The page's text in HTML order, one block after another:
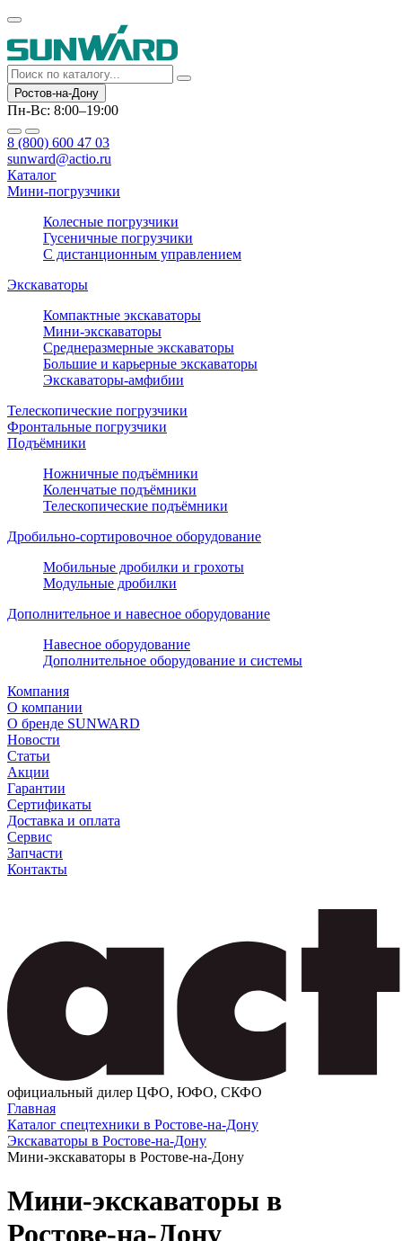
Ростов-на-Дону
Пн-Вс: 8:00–19:00
8 (800) 600 47 03
sunward@actio.ru
Каталог
Мини-погрузчики
Колесные погрузчики
Гусеничные погрузчики
С дистанционным управлением
Экскаваторы
Компактные экскаваторы
Мини-экскаваторы
Среднеразмерные экскаваторы
Большие и карьерные экскаваторы
Экскаваторы-амфибии
Телескопические погрузчики
Фронтальные погрузчики
Подъёмники
Ножничные подъёмники
Коленчатые подъёмники
Телескопические подъёмники
Дробильно-сортировочное оборудование
Мобильные дробилки и грохоты
Модульные дробилки
Дополнительное и навесное оборудование
Навесное оборудование
Дополнительное оборудование и системы
Компания
О компании
О бренде SUNWARD
Новости
Статьи
Акции
Гарантии
Сертификаты
Доставка и оплата
Сервис
Запчасти
Контакты
официальный дилер ЦФО, ЮФО, СКФО
Главная
Каталог спецтехники в Ростове-на-Дону
Экскаваторы в Ростове-на-Дону
Мини-экскаваторы в Ростове-на-Дону
Мини-экскаваторы в
Ростове-на-Дону